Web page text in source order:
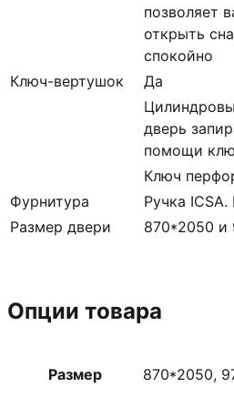
позволяет
открыть
спокойно
Ключ-вертушок
Да
дверь
помощи
Ключ
Фурнитура
Ручка
Размер двери
870*2050
Опции товара
Размер 870*2050,